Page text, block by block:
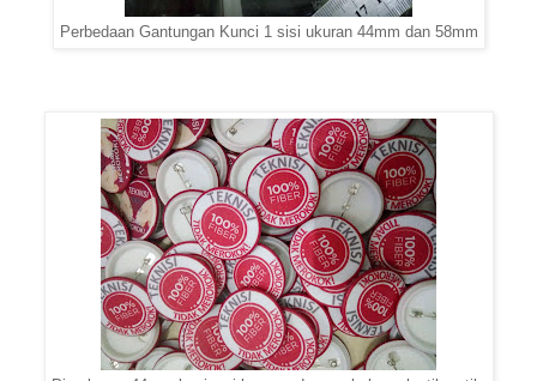
Perbedaan Gantungan Kunci 1 sisi ukuran 44mm dan 58mm